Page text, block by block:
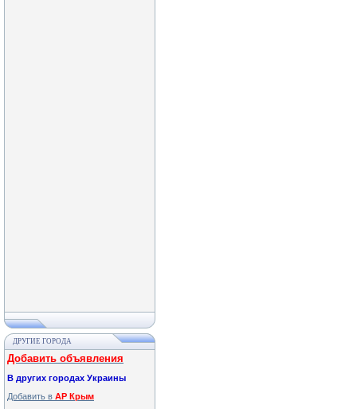
ДРУГИЕ ГОРОДА
Добавить объявления
В других городах Украины
Добавить в АР Крым